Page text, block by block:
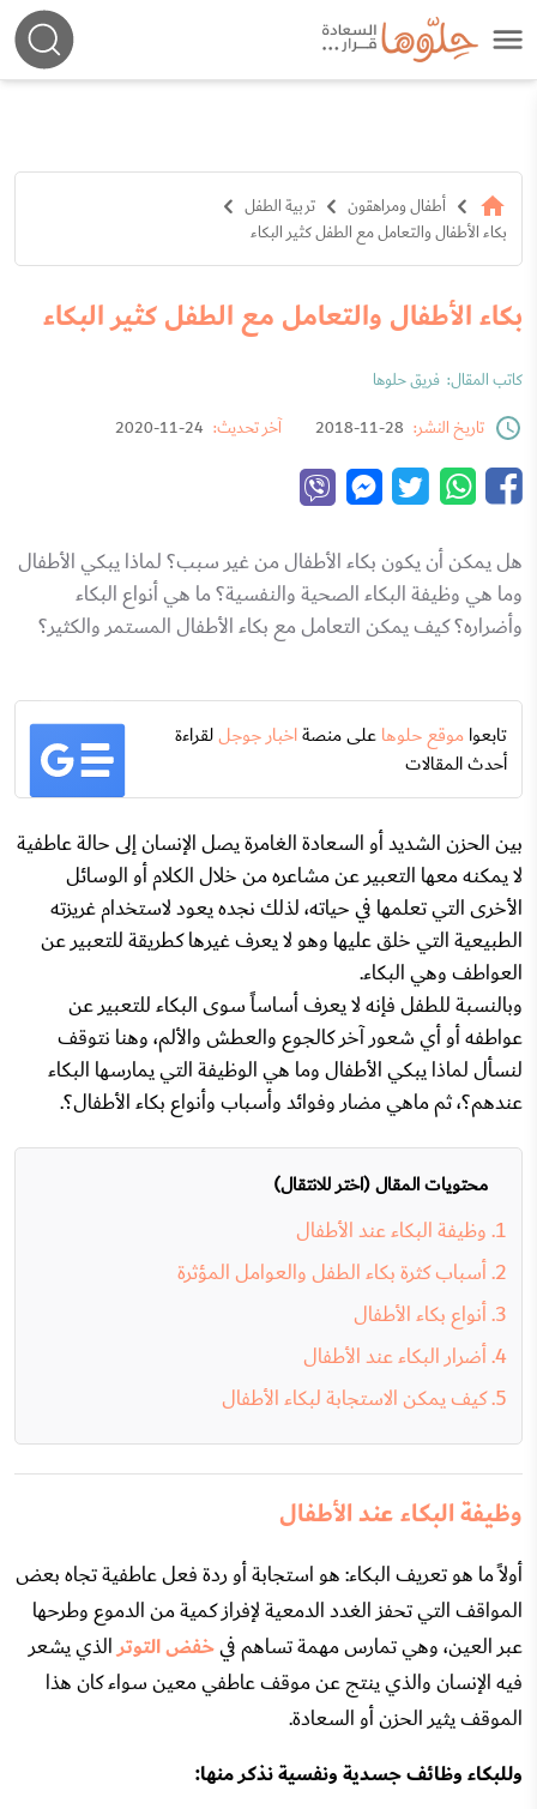
أطفال ومراهقون
تربية الطفل
بكاء الأطفال والتعامل مع الطفل كثير البكاء
بكاء الأطفال والتعامل مع الطفل كثير البكاء
كاتب المقال: فريق حلوها
تاريخ النشر: 28-11-2018 آخر تحديث: 24-11-2020
هل يمكن أن يكون بكاء الأطفال من غير سبب؟ لماذا يبكي الأطفال
وما هي وظيفة البكاء الصحية والنفسية؟ ما هي أنواع البكاء
وأضراره؟ كيف يمكن التعامل مع بكاء الأطفال المستمر والكثير؟
تابعواموقع حلوهاعلى منصةاخبار جوجللقراءة
أحدث المقالات
بين الحزن الشديد أو السعادة الغامرة يصل الإنسان إلى حالة عاطفية
لا يمكنه معها التعبير عن مشاعره من خلال الكلام أو الوسائل
الأخرى التي تعلمها في حياته، لذلك نجده يعود لاستخدام غريزته
الطبيعية التي خلق عليها وهو لا يعرف غيرها كطريقة للتعبير عن
العواطف وهي البكاء.
وبالنسبة للطفل فإنه لا يعرف أساساً سوى البكاء للتعبير عن
عواطفه أو أي شعور آخر كالجوع والعطش والألم، وهنا نتوقف
لنسأل لماذا يبكي الأطفال وما هي الوظيفة التي يمارسها البكاء
عندهم؟، ثم ماهي مضار وفوائد وأسباب وأنواع بكاء الأطفال؟.
محتويات المقال (اختر للانتقال)
وظيفة البكاء عند الأطفال
أسباب كثرة بكاء الطفل والعوامل المؤثرة
أنواع بكاء الأطفال
أضرار البكاء عند الأطفال
كيف يمكن الاستجابة لبكاء الأطفال
وظيفة البكاء عند الأطفال
أولاً ما هو تعريف البكاء: هو استجابة أو ردة فعل عاطفية تجاه بعض
المواقف التي تحفز الغدد الدمعية لإفراز كمية من الدموع وطرحها
عبر العين، وهي تمارس مهمة تساهم فيخفض التوترالذي يشعر
فيه الإنسان والذي ينتج عن موقف عاطفي معين سواء كان هذا
الموقف يثير الحزن أو السعادة.
وللبكاء وظائف جسدية ونفسية نذكر منها: